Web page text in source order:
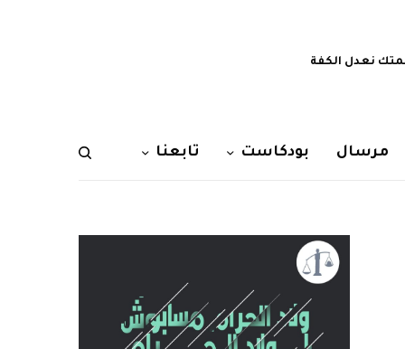
نعدل الكفة
مرسال بودكاست تابعنا